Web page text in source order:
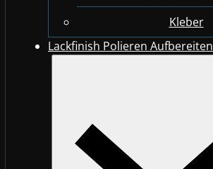
Kleber
Lackfinish Polieren Aufbereiten